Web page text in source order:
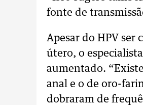
fonte de
Apesar do HPV ser
útero, o
aumentado.
anal e o de oro-
dobraram de